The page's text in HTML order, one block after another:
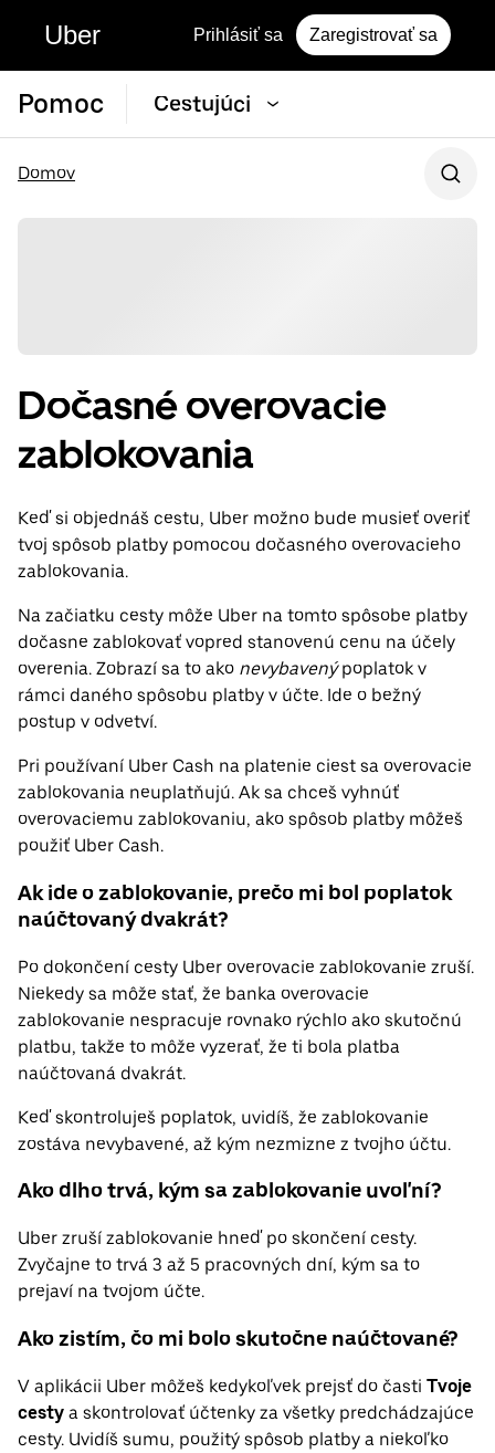
Uber Prihlásiť sa Zaregistrovať sa
Pomoc Cestujúci
Domov
Dočasné overovacie
zablokovania
Keď si objednáš cestu, Uber možno bude musieť overiť
tvoj spôsob platby pomocou dočasného overovacieho
zablokovania.
Na začiatku cesty môže Uber na tomto spôsobe platby
dočasne zablokovať vopred stanovenú cenu na účely
overenia. Zobrazí sa to ako nevybavenýpoplatok v
rámci daného spôsobu platby v účte. Ide o bežný
postup v odvetví.
Pri používaní Uber Cash na platenie ciest sa overovacie
zablokovania neuplatňujú. Ak sa chceš vyhnúť
overovaciemu zablokovaniu, ako spôsob platby môžeš
použiť Uber Cash.
Ak ide o zablokovanie, prečo mi bol poplatok
naúčtovaný dvakrát?
Po dokončení cesty Uber overovacie zablokovanie zruší.
Niekedy sa môže stať, že banka overovacie
zablokovanie nespracuje rovnako rýchlo ako skutočnú
platbu, takže to môže vyzerať, že ti bola platba
naúčtovaná dvakrát.
Keď skontroluješ poplatok, uvidíš, že zablokovanie
zostáva nevybavené, až kým nezmizne z tvojho účtu.
Ako dlho trvá, kým sa zablokovanie uvoľní?
Uber zruší zablokovanie hneď po skončení cesty.
Zvyčajne to trvá 3 až 5 pracovných dní, kým sa to
prejaví na tvojom účte.
Ako zistím, čo mi bolo skutočne naúčtované?
V aplikácii Uber môžeš kedykoľvek prejsť do časti Tvoje
cesty a skontrolovať účtenky za všetky predchádzajúce
cesty. Uvidíš sumu, použitý spôsob platby a niekoľko